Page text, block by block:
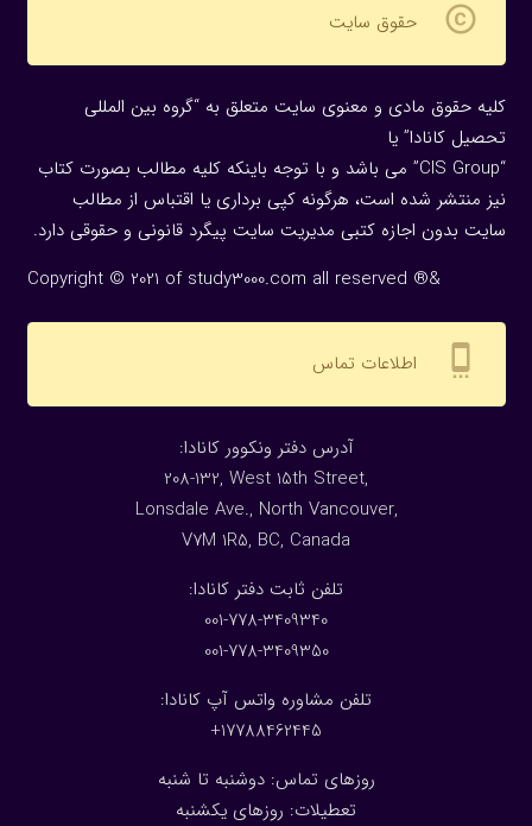
copyright حقوق سایت
کلیه حقوق مادی و معنوی سایت متعلق به “گروه بین المللی
تحصیل کانادا” یا
“CIS Group” می باشد و با توجه باینکه کلیه مطالب بصورت کتاب
نیز منتشر شده است، هرگونه كپی برداری یا اقتباس از مطالب
سایت بدون اجازه كتبی مدیریت سایت پیگرد قانونی و حقوقی دارد.
Copyright © 2021 of study3000.com all reserved ®&
settings_cell اطلاعات تماس
:آدرس دفتر ونکوور کانادا
208-132, West 15th Street,
Lonsdale Ave., North Vancouver,
V7M 1R5, BC, Canada
:تلفن ثابت دفتر کانادا
001-778-3409340
001-778-3409350
تلفن مشاوره واتس آپ کانادا:
17788462445+
روزهای تماس: دوشنبه تا شنبه
تعطیلات: روزهای یکشنبه